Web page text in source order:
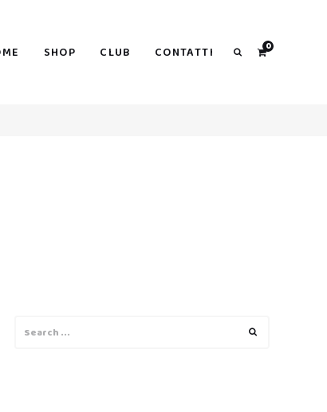
SHOP CLUB CONTATTI 0
for: